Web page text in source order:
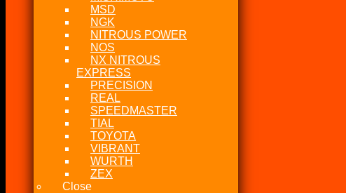
MSD
NGK
NITROUS POWER
NOS
NX NITROUS
EXPRESS
PRECISION
REAL
SPEEDMASTER
TIAL
TOYOTA
VIBRANT
WURTH
ZEX
Close